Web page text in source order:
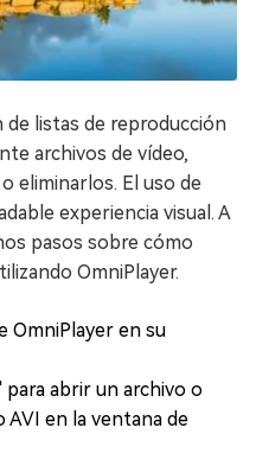
listas de reproducción
archivos de vídeo,
eliminarlos. El uso de
experiencia visual. A
pasos sobre cómo
OmniPlayer.
OmniPlayer en su
para abrir un archivo o
en la ventana de